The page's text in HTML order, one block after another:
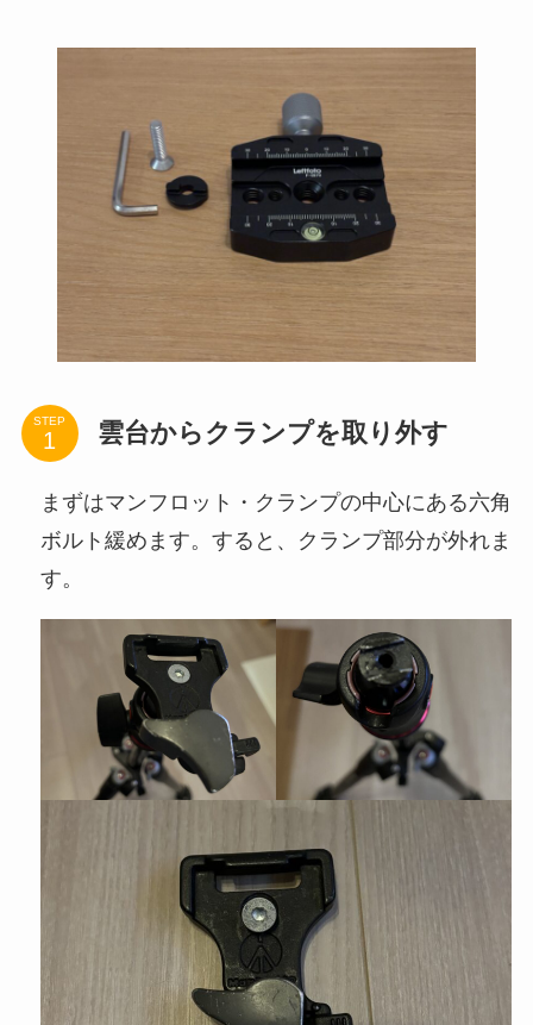
STEP 雲台からクランプを取り外す
まずはマンフロット・クランプの中心にある六角
ボルト緩めます。すると、クランプ部分が外れま
す。